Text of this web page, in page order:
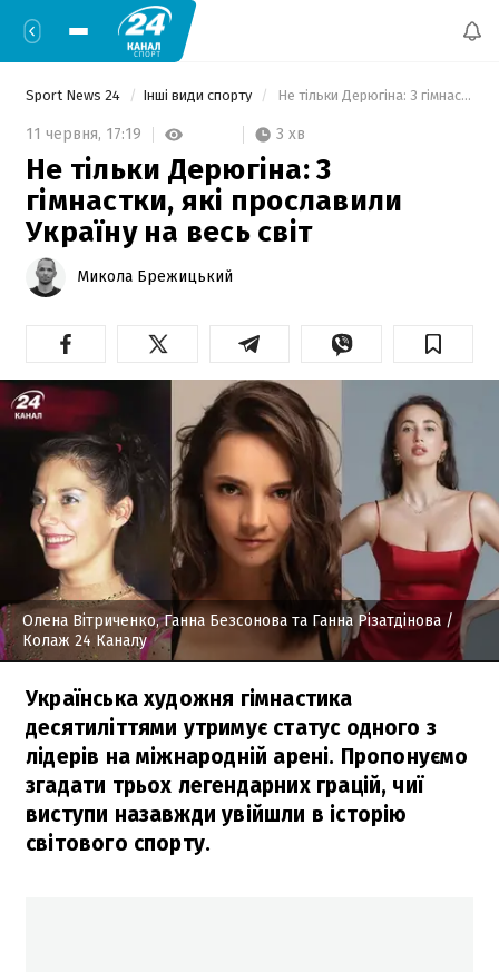
Sport News 24 Інші види спорту Не тільки Дерюгіна: 3 гімнастки, які прославили Україну на весь світ
11 червня, 17:19 3 хв
Не тільки Дерюгіна: 3
гімнастки, які прославили
Україну на весь світ
Микола Брежицький
Олена Вітриченко, Ганна Безсонова та Ганна Різатдінова /
Колаж 24 Каналу
Українська художня гімнастика
десятиліттями утримує статус одного з
лідерів на міжнародній арені. Пропонуємо
згадати трьох легендарних грацій, чиї
виступи назавжди увійшли в історію
світового спорту.